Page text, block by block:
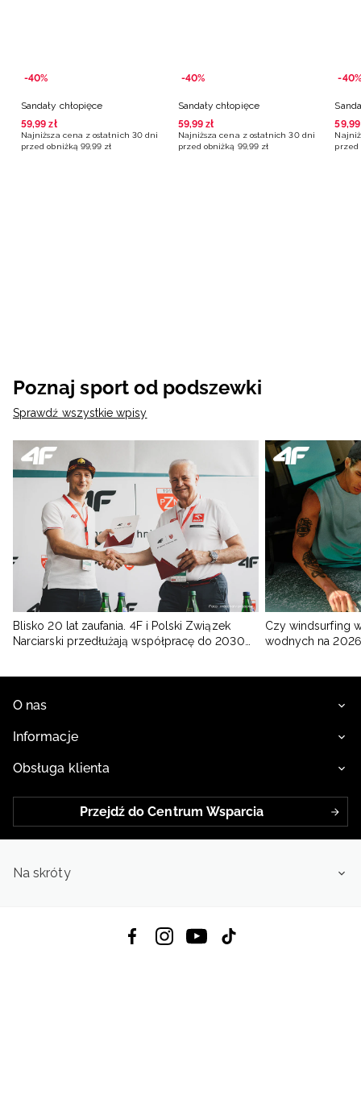
-40%
Sandały chłopięce
59,99 zł
Najniższa cena z ostatnich 30 dni
przed obniżką 99,99 zł
-40%
Sandały chłopięce
59,99 zł
Najniższa cena z ostatnich 30 dni
przed obniżką 99,99 zł
-40%
59,99
przed
Poznaj sport od podszewki
Sprawdź wszystkie wpisy
Blisko 20 lat zaufania. 4F i Polski Związek
Narciarski przedłużają współpracę do 2030
Czy windsurfing
wodnych na
O nas
Informacje
Obsługa klienta
Przejdź do Centrum Wsparcia
Na skróty